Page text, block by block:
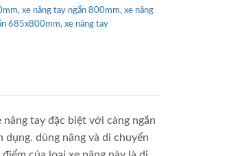
, xe nâng tay ngắn 800mm, xe nâng
685x800mm, xe nâng tay
tay đặc biệt với càng ngắn
dùng nâng và di chuyển